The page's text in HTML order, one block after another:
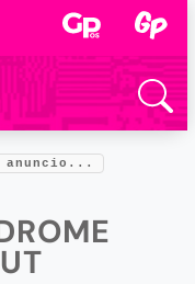
anuncio...